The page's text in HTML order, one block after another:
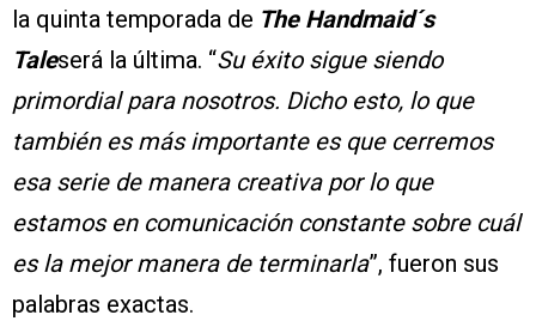
la quinta temporada de The Handmaid´s
Taleserá la última. “Su éxito sigue siendo
primordial para nosotros. Dicho esto, lo que
también es más importante es que cerremos
esa serie de manera creativa por lo que
estamos en comunicación constante sobre cuál
es la mejor manera de terminarla”, fueron sus
palabras exactas.